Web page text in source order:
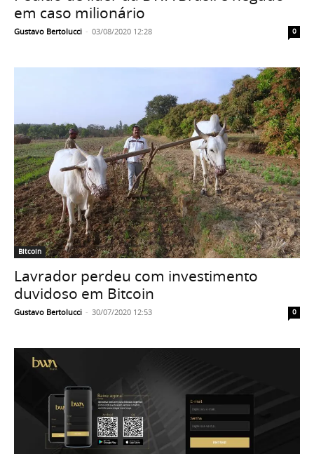
em caso milionário
Gustavo Bertolucci - 03/08/2020 12:28 0
Bitcoin
Lavrador perdeu com investimento
duvidoso em Bitcoin
Gustavo Bertolucci - 30/07/2020 12:53 0